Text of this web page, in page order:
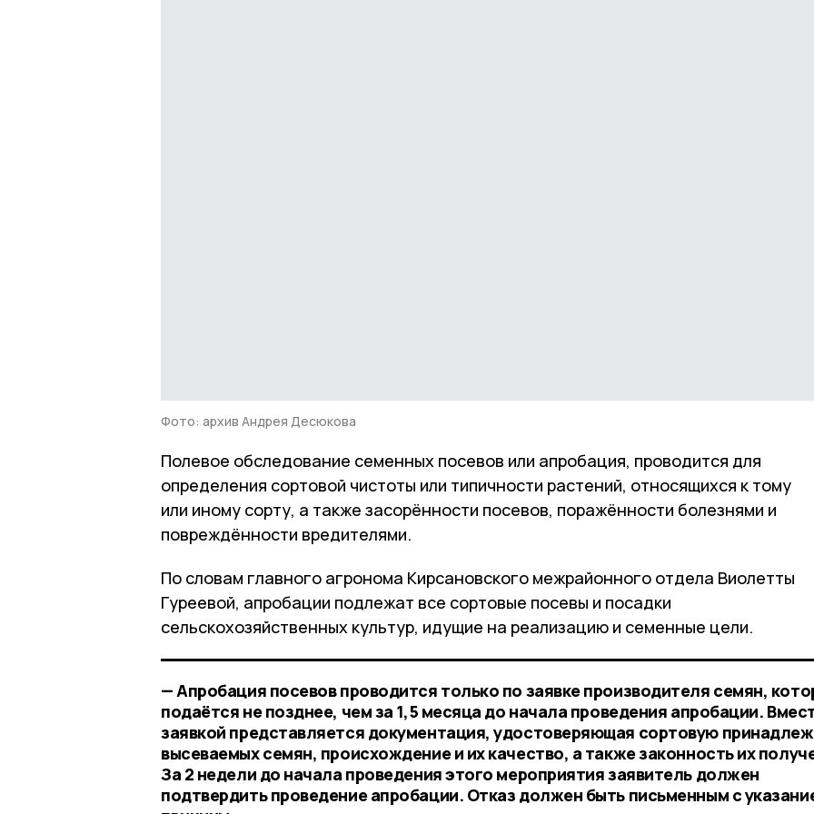
Фото: архив Андрея Десюкова
Полевое обследование семенных посевов или апробация, проводится для
определения сортовой чистоты или типичности растений, относящихся к тому
или иному сорту, а также засорённости посевов, поражённости болезнями и
повреждённости вредителями.
По словам главного агронома Кирсановского межрайонного отдела Виолетты
Гуреевой, апробации подлежат все сортовые посевы и посадки
сельскохозяйственных культур, идущие на реализацию и семенные цели.
— Апробация посевов проводится только по заявке производителя семян,
подаётся не позднее, чем за 1,5 месяца до начала проведения апробации.
заявкой представляется документация, удостоверяющая сортовую
высеваемых семян, происхождение и их качество, а также законность их
За 2 недели до начала проведения этого мероприятия заявитель должен
подтвердить проведение апробации. Отказ должен быть письменным с